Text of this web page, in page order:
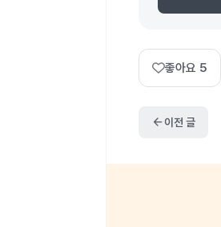
좋아요 5
arrow_back이전 글